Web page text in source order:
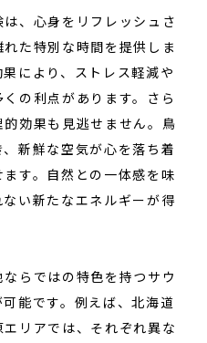
、心身をリフレッシュさ
た特別な時間を提供しま
により、ストレス軽減や
の利点があります。さら
効果も見逃せません。鳥
新鮮な空気が心を落ち着
す。 自然との一体感を味
い新たなエネルギーが得
らではの特色を持つサウ
能です。例えば、北海道
リアでは、それぞれ異な